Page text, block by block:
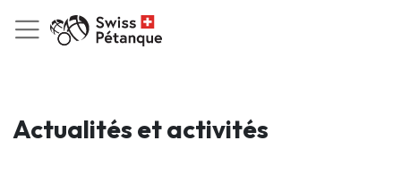
Actualités et activités